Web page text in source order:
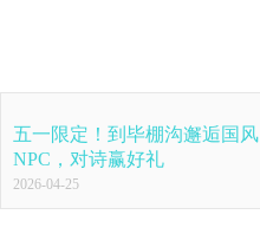
五一限定！到毕棚沟邂逅国风
NPC，对诗赢好礼
2026-04-25